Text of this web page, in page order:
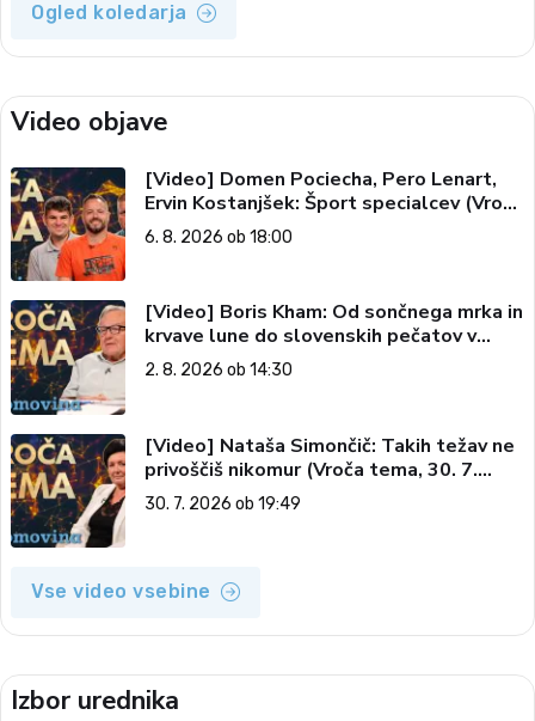
Ogled koledarja
Video objave
[Video] Domen Pociecha, Pero Lenart,
Ervin Kostanjšek: Šport specialcev (Vroča
tema, 6. 8. 2026)
6. 8. 2026 ob 18:00
[Video] Boris Kham: Od sončnega mrka in
krvave lune do slovenskih pečatov v
vesolju (Vroča tema, 2. 8. 2026)
2. 8. 2026 ob 14:30
[Video] Nataša Simončič: Takih težav ne
privoščiš nikomur (Vroča tema, 30. 7.
2026)
30. 7. 2026 ob 19:49
Vse video vsebine
Izbor urednika